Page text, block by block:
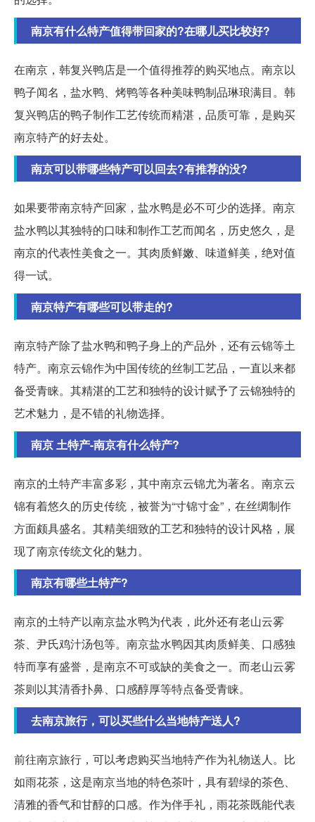
南京有什么特产值得带回家的?在哪儿买比较好?
在南京，韩复兴鸭店是一个值得推荐的购买地点。南京以
鸭子闻名，盐水鸭、烤鸭等各种美味鸭制品琳琅满目。韩
复兴鸭店的鸭子制作工艺传统而精湛，品质可靠，是购买
南京特产的好去处。
南京可以带哪些特产可以回去?有推荐的没?
如果要带南京特产回家，盐水鸭是必不可少的选择。南京
盐水鸭以其独特的口味和制作工艺而闻名，历史悠久，是
南京的代表性美食之一。其肉质鲜嫩、味道鲜美，绝对值
得一试。
南京特产有哪些可以带走的?
南京特产除了盐水鸭和鸭子身上的产品外，还有云锦等土
特产。南京云锦作为中国传统的丝制工艺品，一直以来都
备受青睐。其精湛的工艺和独特的设计赋予了云锦独特的
艺术魅力，是不错的礼物选择。
南京 土特产-南京有什么特产?
南京的土特产丰富多彩，其中南京云锦尤为著名。南京云
锦有着悠久的历史传统，被誉为“寸锦寸金”，在丝绸制作
方面颇具盛名。其精美细致的工艺和独特的设计风格，展
现了南京传统文化的魅力。
南京有哪些土特产?
南京的土特产以南京盐水鸭为代表，此外还有老山云雾
茶、尹氏鸡汁汤包等。南京盐水鸭因其肉质鲜美、口感独
特而享有盛誉，是南京不可或缺的美食之一。而老山云雾
茶则以其清香扑鼻、口感醇厚等特点备受青睐。
去南京旅行，可以买些什么当地特产送人?
前往南京旅行，可以考虑购买当地特产作为礼物送人。比
如雨花茶，这是南京当地的特色茶叶，具有碧绿的茶色、
清雅的香气和甘醇的口感。作为伴手礼，雨花茶既能代表